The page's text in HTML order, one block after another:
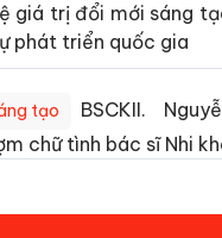
giá trị đổi mới sáng
phát triển quốc gia
tạo
BSCKII.
chữ tình bác sĩ Nhi